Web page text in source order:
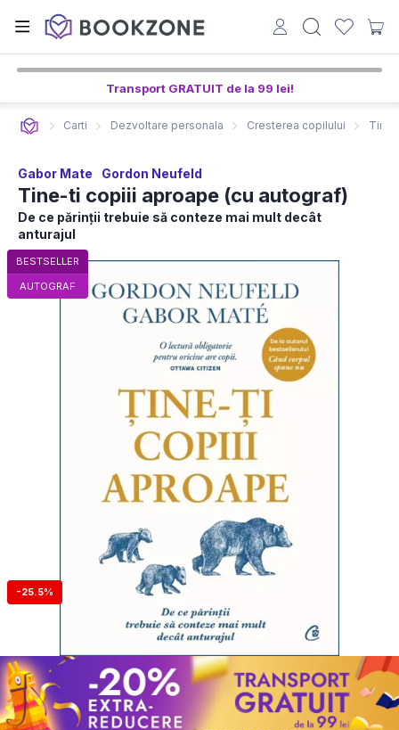
Transport GRATUIT de la 99 lei!
Carti Dezvoltare personala Cresterea copilului
Gabor Mate Gordon Neufeld
Tine-ti copiii aproape (cu autograf)
De ce părinții trebuie să conteze mai mult decât
anturajul
BESTSELLER
AUTOGRAF
-25.5%